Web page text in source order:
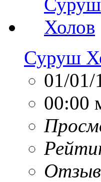
Суруш
01/01/
00:00